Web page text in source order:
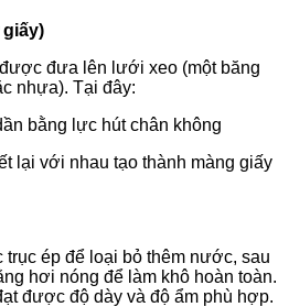
đưa lên lưới xeo (một băng
nhựa). Tại đây:
bằng lực hút chân không
lại với nhau tạo thành màng giấy
ép để loại bỏ thêm nước, sau
hơi nóng để làm khô hoàn toàn.
được độ dày và độ ẩm phù hợp.